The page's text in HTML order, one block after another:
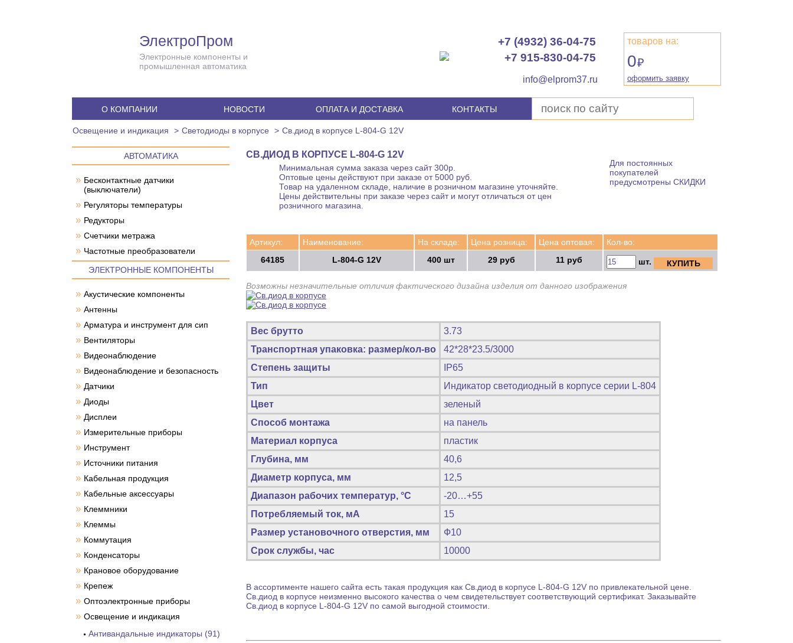
ЭлектроПром
Электронные компоненты и
промышленная автоматика
+7 (4932) 36-04-75
+7 915-830-04-75
info@elprom37.ru
товаров на:
0₽
оформить заявку
О КОМПАНИИ НОВОСТИ ОПЛАТА И ДОСТАВКА КОНТАКТЫ
Освещение и индикация Светодиоды в корпусе Св.диод в корпусе L-804-G 12V
АВТОМАТИКА
» Бесконтактные датчики
(выключатели)
» Регуляторы температуры
» Редукторы
» Счетчики метража
» Частотные преобразователи
ЭЛЕКТРОННЫЕ КОМПОНЕНТЫ
» Акустические компоненты
» Антенны
» Арматура и инструмент для сип
» Вентиляторы
» Видеонаблюдение
» Видеонаблюдение и безопасность
» Датчики
» Диоды
» Дисплеи
» Измерительные приборы
» Инструмент
» Источники питания
» Кабельная продукция
» Кабельные аксессуары
» Клеммники
» Клеммы
» Коммутация
» Конденсаторы
» Крановое оборудование
» Крепеж
» Оптоэлектронные приборы
» Освещение и индикация
Антивандальные индикаторы (91)
СВ.ДИОД В КОРПУСЕ L-804-G 12V
Минимальная сумма заказа через сайт 300р.
Оптовые цены действуют при заказе от 5000 руб.
Товар на удаленном складе, наличие в розничном магазине уточняйте.
Цены действительны при заказе через сайт и могут отличаться от цен
розничного магазина.
Для постоянных
покупателей
предусмотрены СКИДКИ
Артикул:
64185
Наименование:
L-804-G 12V
На складе:
400 шт
Цена розница:
29 руб
Цена оптовая:
11 руб
Кол-во:
шт. КУПИТЬ
Возможны незначительные отличия фактического дизайна изделия от данного изображения
Вес брутто
3.73
Транспортная упаковка: размер/кол-во
42*28*23.5/3000
Степень защиты
IP65
Тип
Индикатор светодиодный в корпусе серии L-804
Цвет
зеленый
Способ монтажа
на панель
Материал корпуса
пластик
Глубина, мм
40,6
Диаметр корпуса, мм
12,5
Диапазон рабочих температур, °C
-20…+55
Потребляемый ток, мА
15
Размер установочного отверстия, мм
Ф10
Срок службы, час
10000
В ассортименте нашего сайта есть такая продукция как Св.диод в корпусе L-804-G 12V по привлекательной цене.
Св.диод в корпусе неизменно высокого качества о чем свидетельствует соответствующий сертификат. Заказывайте
Св.диод в корпусе L-804-G 12V по самой выгодной стоимости.